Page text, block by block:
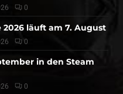
0
2026 läuft am 7. August
0
in den Steam
0